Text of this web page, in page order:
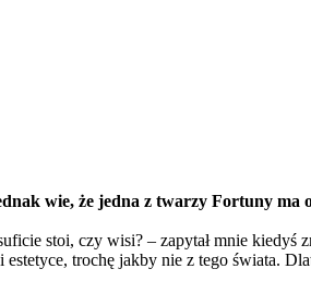
wie, że jedna z twarzy Fortuny ma
stoi, czy wisi? – zapytał mnie
trochę jakby nie z tego świata.